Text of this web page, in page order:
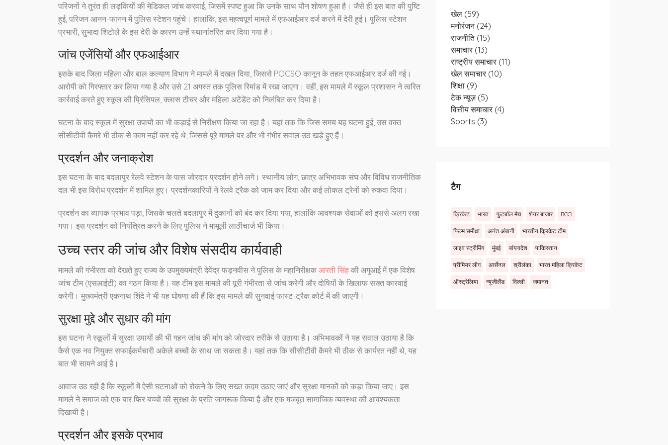
परिजनों ने तुरंत ही लड़कियों की मेडिकल जांच करवाई, जिसमें स्पष्ट हुआ कि उनके साथ यौन शोषण हुआ है। जैसे ही इस बात की पुष्टि
हुई, परिजन आनन-फानन में पुलिस स्टेशन पहुंचे। हालांकि, इस महत्वपूर्ण मामले में एफआईआर दर्ज करने में देरी हुई। पुलिस स्टेशन
प्रभारी, सुभादा शिटोले के इस देरी के कारण उन्हें स्थानांतरित कर दिया गया है।
जांच एजेंसियों और एफआईआर
इसके बाद जिला महिला और बाल कल्याण विभाग ने मामले में दखल दिया, जिससे POCSO कानून के तहत एफआईआर दर्ज की गई।
आरोपी को गिरफ्तार कर लिया गया है और उसे 21 अगस्त तक पुलिस रिमांड में रखा जाएगा। वहीं, इस मामले में स्कूल प्रशासन ने त्वरित
कार्रवाई करते हुए स्कूल की प्रिंसिपल, क्लास टीचर और महिला अटेंडेंट को निलंबित कर दिया है।
घटना के बाद स्कूल में सुरक्षा उपायों का भी कड़ाई से निरीक्षण किया जा रहा है। यहां तक कि जिस समय यह घटना हुई, उस वक्त
सीसीटीवी कैमरे भी ठीक से काम नहीं कर रहे थे, जिससे पूरे मामले पर और भी गंभीर सवाल उठ खड़े हुए हैं।
प्रदर्शन और जनाक्रोश
इस घटना के बाद बदलापुर रेलवे स्टेशन के पास जोरदार प्रदर्शन होने लगे। स्थानीय लोग, छात्र अभिभावक संघ और विविध राजनीतिक
दल भी इस विरोध प्रदर्शन में शामिल हुए। प्रदर्शनकारियों ने रेलवे ट्रैक को जाम कर दिया और कई लोकल ट्रेनों को रुकवा दिया।
प्रदर्शन का व्यापक प्रभाव पड़ा, जिसके चलते बदलापुर में दुकानों को बंद कर दिया गया, हालांकि आवश्यक सेवाओं को इससे अलग रखा
गया। इस प्रदर्शन को नियंत्रित करने के लिए पुलिस ने मामूली लाठीचार्ज भी किया।
उच्च स्तर की जांच और विशेष संसदीय कार्यवाही
मामले की गंभीरता को देखते हुए राज्य के उपमुख्यमंत्री देवेंद्र फड़नवीस ने पुलिस के महानिरीक्षक आरती सिंह की अगुआई में एक विशेष
जांच टीम (एसआईटी) का गठन किया है। यह टीम इस मामले की पूरी गंभीरता से जांच करेगी और दोषियों के खिलाफ सख्त कारवाई
करेगी। मुख्यमंत्री एकनाथ शिंदे ने भी यह घोषणा की हैं कि इस मामले की सुनवाई फास्ट-ट्रैक कोर्ट में की जाएगी।
सुरक्षा मुद्दे और सुधार की मांग
इस घटना ने स्कूलों में सुरक्षा उपायों की भी गहन जांच की मांग को जोरदार तरीके से उठाया है। अभिभावकों ने यह सवाल उठाया है कि
कैसे एक नव नियुक्त सफाईकर्मचारी अकेले बच्चों के साथ जा सकता है। यहां तक कि सीसीटीवी कैमरे भी ठीक से कार्यरत नहीं थे, यह
बात भी सामने आई है।
आवाज उठ रही है कि स्कूलों में ऐसी घटनाओं को रोकने के लिए सख्त कदम उठाए जाएं और सुरक्षा मानकों को कड़ा किया जाए। इस
मामले ने समाज को एक बार फिर बच्चों की सुरक्षा के प्रति जागरूक किया है और एक मजबूत सामाजिक व्यवस्था की आवश्यकता
दिखायी है।
प्रदर्शन और इसके प्रभाव
खेल (59)
मनोरंजन (24)
राजनीति (15)
समाचार (13)
राष्ट्रीय समाचार (11)
खेल समाचार (10)
शिक्षा (9)
टेक न्यूज़ (5)
वित्तीय समाचार (4)
Sports (3)
टैग
क्रिकेट भारत फुटबॉल मैच शेयर बाजार BCCI
फिल्म समीक्षा अनंत अंबानी भारतीय क्रिकेट टीम
लाइव स्ट्रीमिंग मुंबई बांग्लादेश पाकिस्तान
प्रीमियर लीग आर्सेनल श्रीलंका भारत महिला क्रिकेट
ऑस्ट्रेलिया न्यूजीलैंड दिल्ली जमानत